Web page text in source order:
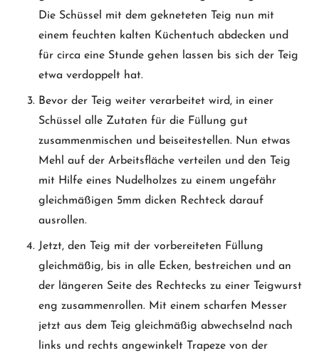
Die Schüssel mit dem gekneteten Teig nun mit
einem feuchten kalten Küchentuch abdecken und
für circa eine Stunde gehen lassen bis sich der Teig
etwa verdoppelt hat.
Bevor der Teig weiter verarbeitet wird, in einer
Schüssel alle Zutaten für die Füllung gut
zusammenmischen und beiseitestellen. Nun etwas
Mehl auf der Arbeitsfläche verteilen und den Teig
mit Hilfe eines Nudelholzes zu einem ungefähr
gleichmäßigen 5mm dicken Rechteck darauf
ausrollen.
Jetzt, den Teig mit der vorbereiteten Füllung
gleichmäßig, bis in alle Ecken, bestreichen und an
der längeren Seite des Rechtecks zu einer Teigwurst
eng zusammenrollen. Mit einem scharfen Messer
jetzt aus dem Teig gleichmäßig abwechselnd nach
links und rechts angewinkelt Trapeze von der